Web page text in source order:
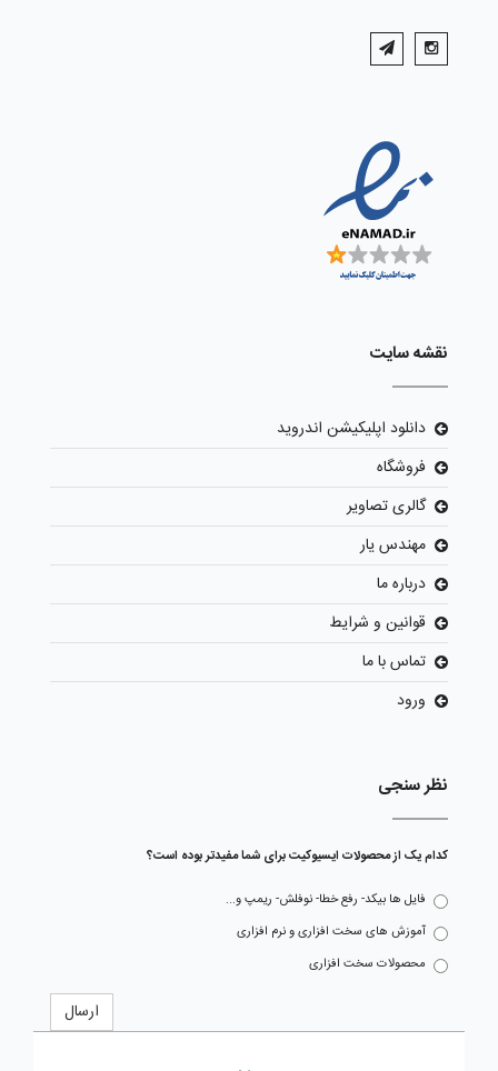
نقشه سایت
دانلود اپلیکیشن اندروید
فروشگاه
گالری تصاویر
مهندس یار
درباره ما
قوانین و شرایط
تماس با ما
ورود
نظر سنجی
کدام یک از محصولات ایسیوکیت برای شما مفیدتر بوده است؟
فایل ها بیکد- رفع خطا- نوفلش- ریمپ و...
آموزش های سخت افزاری و نرم افزاری
محصولات سخت افزاری
ارسال